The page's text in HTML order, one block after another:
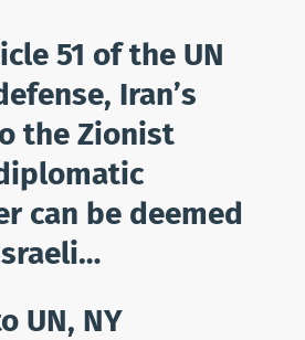
51 of the UN
Iran’s
the Zionist
can be deemed
UN, NY